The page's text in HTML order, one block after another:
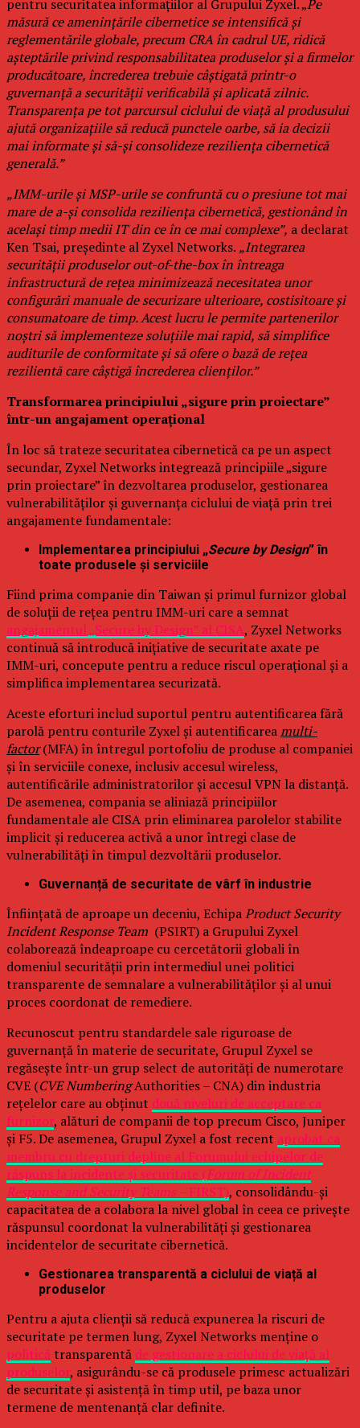
pentru securitatea informațiilor al Grupului Zyxel. „Pe
măsură ce amenințările cibernetice se intensifică și
reglementările globale, precum CRA în cadrul UE, ridică
așteptările privind responsabilitatea produselor și a firmelor
producătoare, încrederea trebuie câștigată printr-o
guvernanță a securității verificabilă și aplicată zilnic.
Transparența pe tot parcursul ciclului de viață al produsului
ajută organizațiile să reducă punctele oarbe, să ia decizii
mai informate și să-și consolideze reziliența cibernetică
generală.”
„IMM-urile și MSP-urile se confruntă cu o presiune tot mai
mare de a-și consolida reziliența cibernetică, gestionând în
același timp medii IT din ce în ce mai complexe”, a declarat
Ken Tsai, președinte al Zyxel Networks. „Integrarea
securității produselor out-of-the-box în întreaga
infrastructură de rețea minimizează necesitatea unor
configurări manuale de securizare ulterioare, costisitoare și
consumatoare de timp. Acest lucru le permite partenerilor
noștri să implementeze soluțiile mai rapid, să simplifice
auditurile de conformitate și să ofere o bază de rețea
rezilientă care câștigă încrederea clienților.”
Transformarea principiului „sigure prin proiectare”
într-un angajament operațional
În loc să trateze securitatea cibernetică ca pe un aspect
secundar, Zyxel Networks integrează principiile „sigure
prin proiectare” în dezvoltarea produselor, gestionarea
vulnerabilităților și guvernanța ciclului de viață prin trei
angajamente fundamentale:
Implementarea principiului „Secure by Design” în
toate produsele și serviciile
Fiind prima companie din Taiwan și primul furnizor global
de soluții de rețea pentru IMM-uri care a semnat
angajamentul „Secure by Design” al CISA, Zyxel Networks
continuă să introducă inițiative de securitate axate pe
IMM-uri, concepute pentru a reduce riscul operațional și a
simplifica implementarea securizată.
Aceste eforturi includ suportul pentru autentificarea fără
parolă pentru conturile Zyxel și autentificareamulti-
factor(MFA) în întregul portofoliu de produse al companiei
și în serviciile conexe, inclusiv accesul wireless,
autentificările administratorilor și accesul VPN la distanță.
De asemenea, compania se aliniază principiilor
fundamentale ale CISA prin eliminarea parolelor stabilite
implicit și reducerea activă a unor întregi clase de
vulnerabilități în timpul dezvoltării produselor.
Guvernanță de securitate de vârf în industrie
Înființată de aproape un deceniu, EchipaProduct Security
Incident Response Team (PSIRT) a Grupului Zyxel
colaborează îndeaproape cu cercetătorii globali în
domeniul securității prin intermediul unei politici
transparente de semnalare a vulnerabilităților și al unui
proces coordonat de remediere.
Recunoscut pentru standardele sale riguroase de
guvernanță în materie de securitate, Grupul Zyxel se
regăsește într-un grup select de autorități de numerotare
CVE (CVE NumberingAuthorities – CNA) din industria
rețelelor care au obținut două niveluri de acceptare ca
furnizor, alături de companii de top precum Cisco, Juniper
și F5. De asemenea, Grupul Zyxel a fost recent aprobat ca
membru cu drepturi depline al Forumului echipelor de
răspuns la incidente și securitate (Forum of Incident
Response and Security Teams –FIRST), consolidându-și
capacitatea de a colabora la nivel global în ceea ce privește
răspunsul coordonat la vulnerabilități și gestionarea
incidentelor de securitate cibernetică.
Gestionarea transparentă a ciclului de viață al
produselor
Pentru a ajuta clienții să reducă expunerea la riscuri de
securitate pe termen lung, Zyxel Networks menține o
politică transparentă de gestionare a ciclului de viață al
produselor, asigurându-se că produsele primesc actualizări
de securitate și asistență în timp util, pe baza unor
termene de mentenanță clar definite.